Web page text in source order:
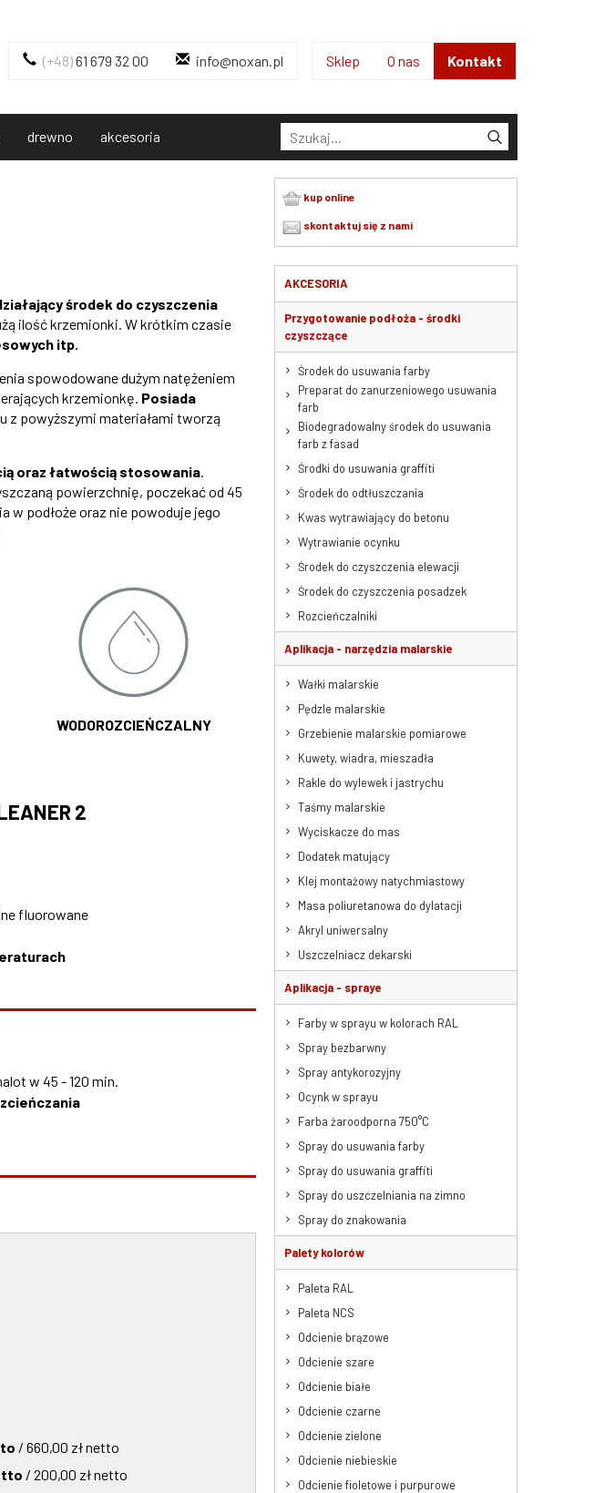
Sklep O nas Kontakt
(+48)61 679 32 00 info@noxan.pl
drewno akcesoria
środek do czyszczenia
ilość krzemionki. W krótkim czasie
itp.
spowodowane dużym natężeniem
krzemionkę. Posiada
z powyższymi materiałami tworzą
oraz łatwością stosowania.
powierzchnię, poczekać od 45
w podłoże oraz nie powoduje jego
WODOROZCIEŃCZALNY
2
fluorowane
w 45 - 120 min.
/ 660,00 zł netto
/ 200,00 zł netto
kup online
skontaktuj się z nami
AKCESORIA
Przygotowanie podłoża - środki
czyszczące
Środek do usuwania farby
Preparat do zanurzeniowego usuwania
farb
Biodegradowalny środek do usuwania
farb z fasad
Środki do usuwania graffiti
Środek do odtłuszczania
Kwas wytrawiający do betonu
Wytrawianie ocynku
Środek do czyszczenia elewacji
Środek do czyszczenia posadzek
Rozcieńczalniki
Aplikacja - narzędzia malarskie
Wałki malarskie
Pędzle malarskie
Grzebienie malarskie pomiarowe
Kuwety, wiadra, mieszadła
Rakle do wylewek i jastrychu
Taśmy malarskie
Wyciskacze do mas
Dodatek matujący
Klej montażowy natychmiastowy
Masa poliuretanowa do dylatacji
Akryl uniwersalny
Uszczelniacz dekarski
Aplikacja - spraye
Farby w sprayu w kolorach RAL
Spray bezbarwny
Spray antykorozyjny
Ocynk w sprayu
Farba żaroodporna 750°C
Spray do usuwania farby
Spray do usuwania graffiti
Spray do uszczelniania na zimno
Spray do znakowania
Palety kolorów
Paleta RAL
Paleta NCS
Odcienie brązowe
Odcienie szare
Odcienie białe
Odcienie czarne
Odcienie zielone
Odcienie niebieskie
Odcienie fioletowe i purpurowe